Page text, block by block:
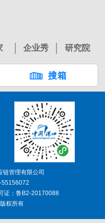
企业秀 研究院
搜箱
链管理有限公司
55156072
证：鲁B2-20170088
权所有